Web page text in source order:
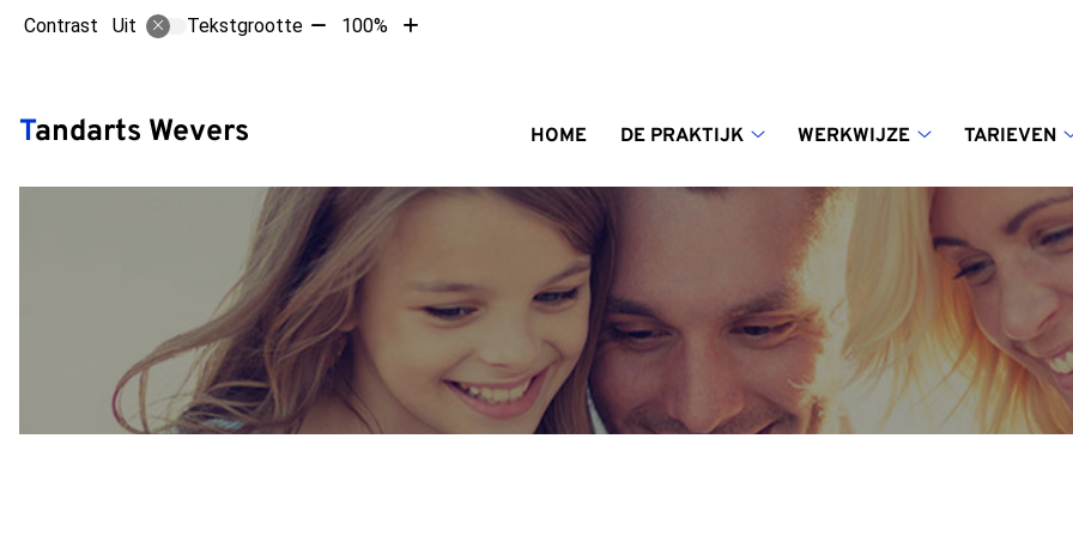
Contrast Uit Tekstgrootte Tekst100%
Tekst
Tandarts Wevers HOME
DE PRAKTIJK
praktijk
submenu
WERKWIJZE
submenu
TARIEVEN